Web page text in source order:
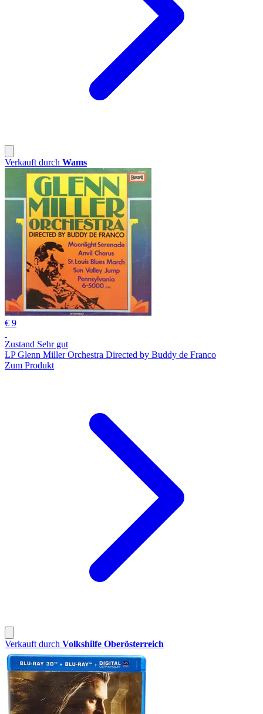
Verkauft durch Wams
€ 9
Zustand Sehr gut
LP Glenn Miller Orchestra Directed by Buddy de Franco
Zum Produkt
Verkauft durch Volkshilfe Oberösterreich